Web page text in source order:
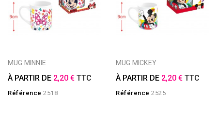
MUG MINNIE
À PARTIR DE 2,20 € TTC
Référence 2518
MUG MICKEY
À PARTIR DE 2,20 € TTC
Référence 2525